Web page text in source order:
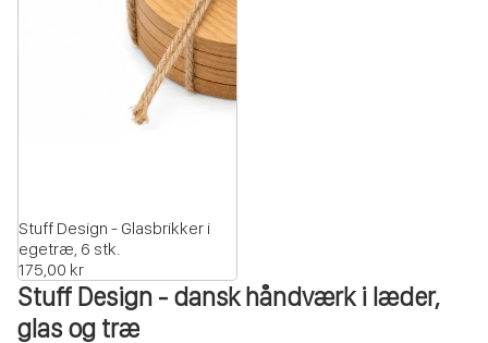
Stuff Design - Glasbrikker i
egetræ, 6 stk.
175,00 kr
Stuff Design - dansk håndværk i læder,
glas og træ